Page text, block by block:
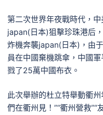
第二次世界年夜戰時代，
japan(日本)狙擊珍珠港后
炸機奔襲japan(日本)，由
員在中國棄機跳傘，中國
戮了25萬中國布衣。
此次舉辦的杜立特舉動衢
們在衢州見！”“衢州營救